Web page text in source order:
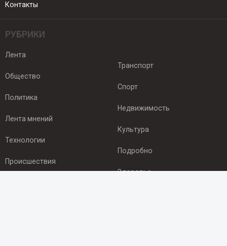
Контакты
РУБРИКИ
Лента
Общество
Политика
Лента мнений
Технологии
Происшествия
Транспорт
Спорт
Недвижимость
Культура
Подробно
Здоровье